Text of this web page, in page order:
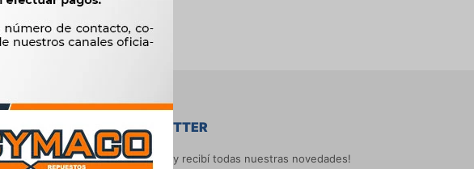
NEWSLETTER
¡Suscribite y recibí todas nuestras novedades!